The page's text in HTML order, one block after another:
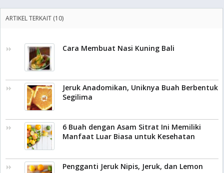
ARTIKEL TERKAIT (10)
Cara Membuat Nasi Kuning Bali
Jeruk Anadomikan, Uniknya Buah Berbentuk
Segilima
6 Buah dengan Asam Sitrat Ini Memiliki
Manfaat Luar Biasa untuk Kesehatan
Pengganti Jeruk Nipis, Jeruk, dan Lemon